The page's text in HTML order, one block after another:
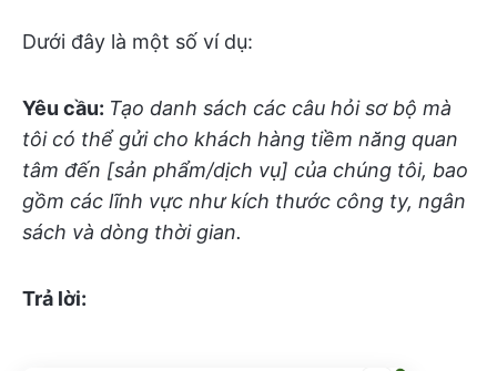
Dưới đây là một số ví dụ:
Yêu cầu: Tạo danh sách các câu hỏi sơ bộ mà
tôi có thể gửi cho khách hàng tiềm năng quan
tâm đến [sản phẩm/dịch vụ] của chúng tôi, bao
gồm các lĩnh vực như kích thước công ty, ngân
sách và dòng thời gian.
Trả lời: